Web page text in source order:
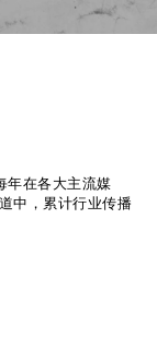
年在各大主流媒
中，累计行业传播